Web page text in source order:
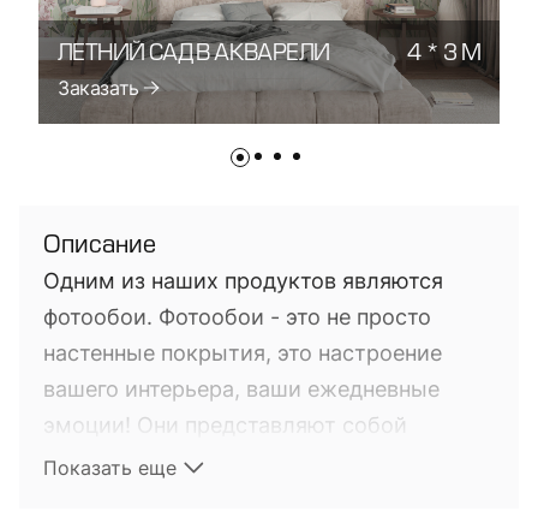
ЛЕТНИЙ САД В АКВАРЕЛИ 4 * 3 М
Заказать
Описание
Одним из наших продуктов являются
фотообои. Фотообои - это не просто
настенные покрытия, это настроение
вашего интерьера, ваши ежедневные
эмоции! Они представляют собой
фотопечать на настенных покрытиях. Это
Показать еще